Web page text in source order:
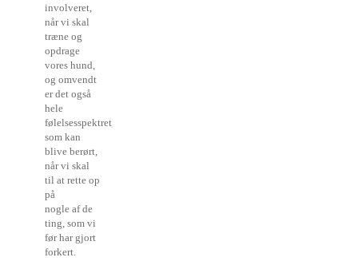
involveret,
når vi skal
træne og
opdrage
vores hund,
og omvendt
er det også
hele
følelsesspektret,
som kan
blive berørt,
når vi skal
til at rette op
på
nogle af de
ting, som vi
før har gjort
forkert.